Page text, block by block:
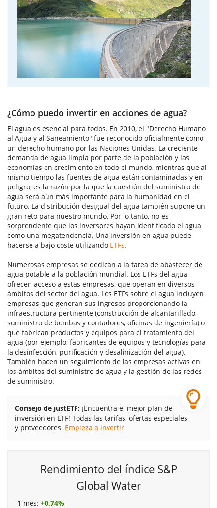
¿Cómo puedo invertir en acciones de agua?
El agua es esencial para todos. En 2010, el "Derecho Humano
al Agua y al Saneamiento" fue reconocido oficialmente como
un derecho humano por las Naciones Unidas. La creciente
demanda de agua limpia por parte de la población y las
economías en crecimiento en todo el mundo, mientras que al
mismo tiempo las fuentes de agua están contaminadas y en
peligro, es la razón por la que la cuestión del suministro de
agua será aún más importante para la humanidad en el
futuro. La distribución desigual del agua también supone un
gran reto para nuestro mundo. Por lo tanto, no es
sorprendente que los inversores hayan identificado el agua
como una megatendencia. Una inversión en agua puede
hacerse a bajo coste utilizando ETFs.
Numerosas empresas se dedican a la tarea de abastecer de
agua potable a la población mundial. Los ETFs del agua
ofrecen acceso a estas empresas, que operan en diversos
ámbitos del sector del agua. Los ETFs sobre el agua incluyen
empresas que generan sus ingresos proporcionando la
infraestructura pertinente (construcción de alcantarillado,
suministro de bombas y contadores, oficinas de ingeniería) o
que fabrican productos y equipos para el tratamiento del
agua (por ejemplo, fabricantes de equipos y tecnologías para
la desinfección, purificación y desalinización del agua).
También hacen un seguimiento de las empresas activas en
los ámbitos del suministro de agua y la gestión de las redes
de suministro.
Consejo de justETF: ¡Encuentra el mejor plan de
inversión en ETF! Todas las tarifas, ofertas especiales
y proveedores. Empieza a invertir
Rendimiento del índice S&P
Global Water
1 mes: +0,74%